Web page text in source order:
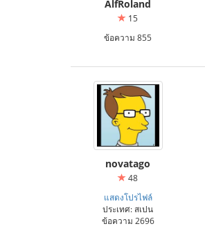
AlfRoland
15
ข้อความ 855
novatago
48
แสดงโปรไฟล์
ประเทศ: สเปน
ข้อความ 2696